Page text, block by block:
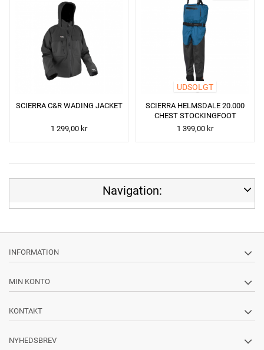
SCIERRA C&R WADING JACKET
1 299,00 kr
UDSOLGT
SCIERRA HELMSDALE 20.000
CHEST STOCKINGFOOT
1 399,00 kr
Navigation:
INFORMATION
MIN KONTO
KONTAKT
NYHEDSBREV